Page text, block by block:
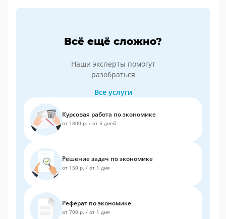
Всё ещё сложно?
Наши эксперты помогут
разобраться
Все услуги
Курсовая работа по экономике
от 1800 р. / от 5 дней
Решение задач по экономике
от 150 р. / от 1 дня
Реферат по экономике
от 700 р. / от 1 дня